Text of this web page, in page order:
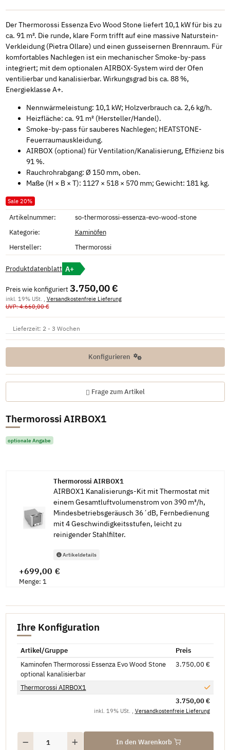
Der Thermorossi Essenza Evo Wood Stone liefert 10,1 kW für bis zu
ca. 91 m². Die runde, klare Form trifft auf eine massive Naturstein-
Verkleidung (Pietra Ollare) und einen gusseisernen Brennraum. Für
komfortables Nachlegen ist ein mechanischer Smoke-by-pass
integriert; mit dem optionalen AIRBOX-System wird der Ofen
ventilierbar und kanalisierbar. Wirkungsgrad bis ca. 88 %,
Energieklasse A+.
Nennwärmeleistung: 10,1 kW; Holzverbrauch ca. 2,6 kg/h.
Heizfläche: ca. 91 m² (Hersteller/Handel).
Smoke-by-pass für sauberes Nachlegen; HEATSTONE-
Feuerraumauskleidung.
AIRBOX (optional) für Ventilation/Kanalisierung, Effizienz bis
91 %.
Rauchrohrabgang: Ø 150 mm, oben.
Maße (H × B × T): 1127 × 518 × 570 mm; Gewicht: 181 kg.
Sale 20%
Artikelnummer:
so-thermorossi-essenza-evo-wood-stone
Kategorie:
Kaminöfen
Hersteller:
Thermorossi
Produktdatenblatt A+
Preis wie konfiguriert 3.750,00 €
inkl. 19% USt. , Versandkostenfreie Lieferung
UVP: 4.660,00 €
Lieferzeit: 2 - 3 Wochen
Konfigurieren
Frage zum Artikel
Thermorossi AIRBOX1
optionale Angabe
Thermorossi AIRBOX1
AIRBOX1 Kanalisierungs-Kit mit Thermostat mit
einem Gesamtluftvolumenstrom von 390 m³/h,
Mindesbetriebsgeräusch 36´dB, Fernbedienung
mit 4 Geschwindigkeitsstufen, leicht zu
reinigender Stahlfilter.
Artikeldetails
+699,00 €
Menge: 1
Ihre Konfiguration
Artikel/Gruppe
Preis
Kaminofen Thermorossi Essenza Evo Wood Stone
optional kanalisierbar
3.750,00 €
Thermorossi AIRBOX1
3.750,00 €
inkl. 19% USt. , Versandkostenfreie Lieferung
In den Warenkorb